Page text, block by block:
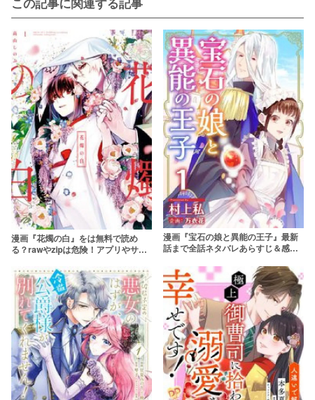
漫画『花燭の白』をは無料で読め
る？rawやzipは危険！アプリやサー
漫画『宝石の娘と異能の王子』最新
話まで全話ネタバレあらすじ＆感